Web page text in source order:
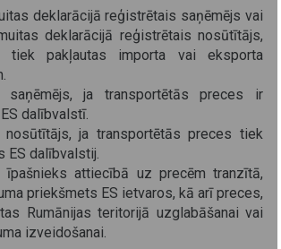
deklarācijā reģistrētais saņēmējs vai
deklarācijā reģistrētais nosūtītājs,
tiek pakļautas importa vai eksporta
saņēmējs, ja transportētās preces ir
dalībvalstī.
nosūtītājs, ja transportētās preces tiek
ES dalībvalstij.
īpašnieks attiecībā uz precēm tranzītā,
priekšmets ES ietvaros, kā arī preces,
Rumānijas teritorijā uzglabāšanai vai
izveidošanai.